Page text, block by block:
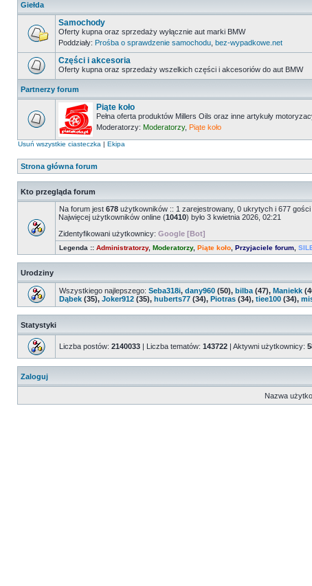
Giełda
Samochody
Oferty kupna oraz sprzedaży wyłącznie aut marki BMW
Poddziały: Prośba o sprawdzenie samochodu bez-wypadkowe.net
Części i akcesoria
Oferty kupna oraz sprzedaży wszelkich części i akcesoriów do aut BMW
Partnerzy forum
Piąte koło
Pełna oferta produktów Millers Oils oraz inne artykuły
Moderatorzy: Moderatorzy, Piąte koło
Usuń wszystkie ciasteczka | Ekipa
Strona główna forum
Kto przegląda forum
Na forum jest 678 użytkowników :: 1 zarejestrowany, 0 ukrytych i 677
Najwięcej użytkowników online (10410) było 3 kwietnia 2026, 02:21
Zidentyfikowani użytkownicy: Google [Bot]
Legenda :: Administratorzy, Moderatorzy, Piąte koło Przyjaciele forum
Urodziny
Wszystkiego najlepszego: Seba318i, dany960 (50), bilba (47), Maniekk
Dąbek (35), Joker912 (35), huberts77 (34), Piotras (34), tiee100 (34),
Statystyki
Liczba postów: 2140033 | Liczba tematów: 143722 | Aktywni użytkownicy:
Zaloguj
Nazwa